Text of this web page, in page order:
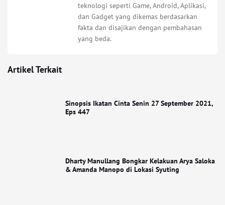
teknologi seperti Game, Android, Aplikasi,
dan Gadget yang dikemas berdasarkan
fakta dan disajikan dengan pembahasan
yang beda.
Artikel Terkait
Sinopsis Ikatan Cinta Senin 27 September 2021,
Eps 447
Dharty Manullang Bongkar Kelakuan Arya Saloka
& Amanda Manopo di Lokasi Syuting